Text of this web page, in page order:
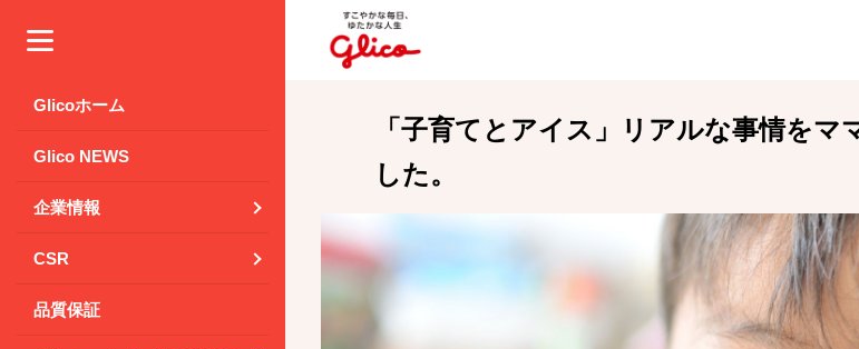
Glicoホーム
Glico NEWS
企業情報
CSR
品質保証
「子育てとアイス」リアルな事情をマ
した。